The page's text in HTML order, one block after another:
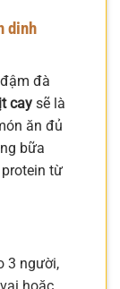
dinh
đà
cay sẽ là
ăn đủ
bữa
từ
3 người,
hoặc